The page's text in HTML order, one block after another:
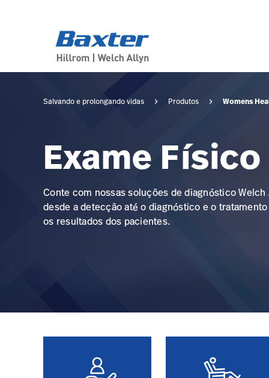
Salvando e prolongando vidas Produtos Womens
Exame
Conte com nossas soluções de diagnóstico
desde a detecção até o diagnóstico e o
os resultados dos pacientes.